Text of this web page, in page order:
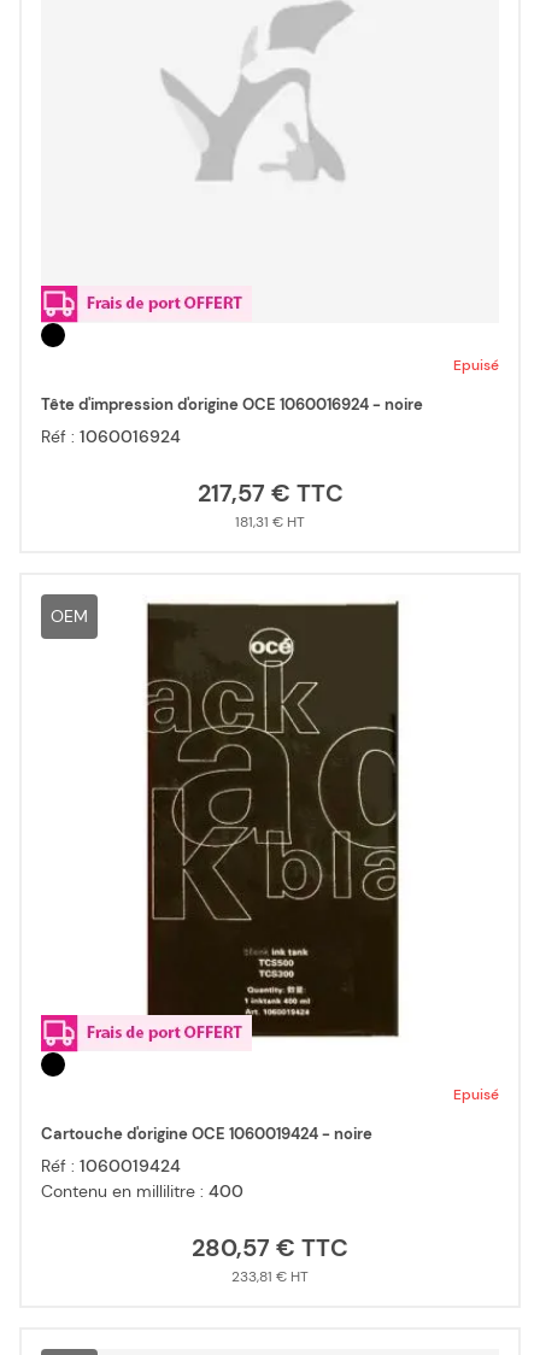
Epuisé
Tête d'impression d'origine OCE 1060016924 - noire
Réf : 1060016924
217,57 €
181,31 €
OEM
Epuisé
Cartouche d'origine OCE 1060019424 - noire
Réf : 1060019424
Contenu en millilitre : 400
280,57 €
233,81 €